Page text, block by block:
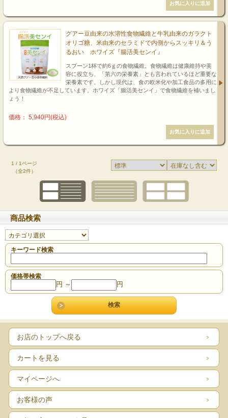
グアー豆由来の水溶性食物繊維と牛乳由来のガラクト
オリゴ糖、米由来のセラミドで内側からスッキリ＆う
るおい ホワイズ『腸活美センイ』
スプーン1杯で約6ｇの食物繊維。食物繊維は健康維持や美
容に役立ち、「第六の栄養素」とも言われているほど重要な
栄養素です。しかし現代は、食の欧米化や加工食品の多用に
より食物繊維が不足しています。ホワイズ「腸活美センイ」で食物繊維を補いまし
ょう！
価格： 5,940円(税込)
1 / 1ページ
（全2件）
商品検索
キーワード検索
価格帯検索
円 ～ 円
お店のトップへ戻る
カートを見る
マイページへ
お客様の声